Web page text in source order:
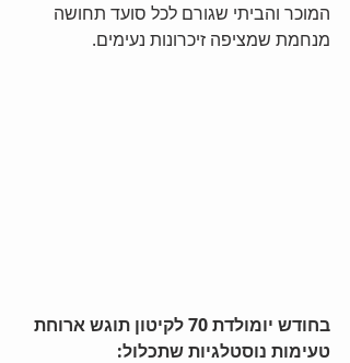
המוכר והביתי שגורם לכל סועד תחושה
מנחמת שמציפה זיכרונות נעימים.
בחודש יומולדת 70 לקיטון תוגש ארוחת
טעימות נוסטלגיות שתכלול: